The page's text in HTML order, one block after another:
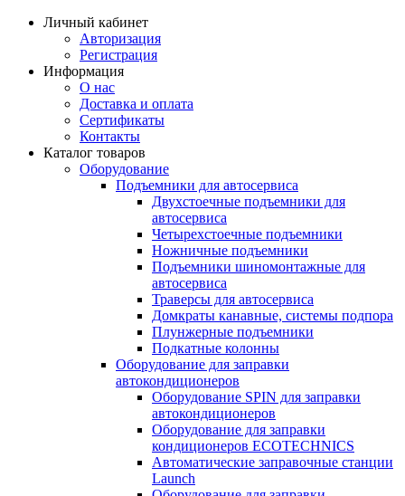
Личный кабинет
Авторизация
Регистрация
Информация
О нас
Доставка и оплата
Сертификаты
Контакты
Каталог товаров
Оборудование
Подъемники для автосервиса
Двухстоечные подъемники для
автосервиса
Четырехстоечные подъемники
Ножничные подъемники
Подъемники шиномонтажные для
автосервиса
Траверсы для автосервиса
Домкраты канавные, системы подпора
Плунжерные подъемники
Подкатные колонны
Оборудование для заправки
автокондиционеров
Оборудование SPIN для заправки
автокондиционеров
Оборудование для заправки
кондиционеров ECOTECHNICS
Автоматические заправочные станции
Launch